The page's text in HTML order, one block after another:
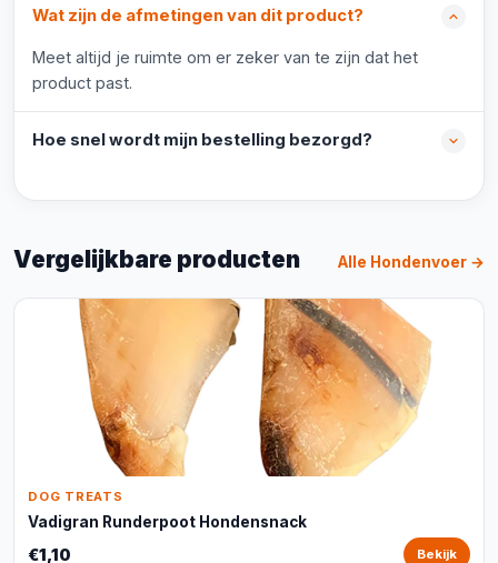
Wat zijn de afmetingen van dit product?
Meet altijd je ruimte om er zeker van te zijn dat het
product past.
Hoe snel wordt mijn bestelling bezorgd?
Vergelijkbare producten Alle Hondenvoer →
DOG TREATS
Vadigran Runderpoot Hondensnack
€1,10 Bekijk